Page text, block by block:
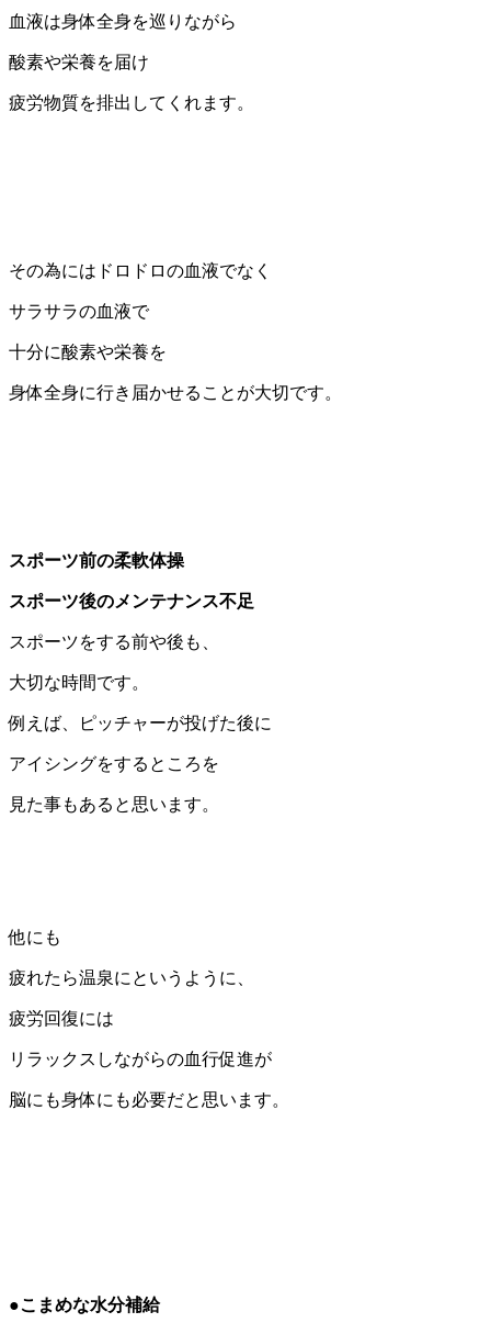
血液は身体全身を巡りながら
酸素や栄養を届け
疲労物質を排出してくれます。
その為にはドロドロの血液でなく
サラサラの血液で
十分に酸素や栄養を
身体全身に行き届かせることが大切です。
スポーツ前の柔軟体操
スポーツ後のメンテナンス不足
スポーツをする前や後も、
大切な時間です。
例えば、ピッチャーが投げた後に
アイシングをするところを
見た事もあると思います。
他にも
疲れたら温泉にというように、
疲労回復には
リラックスしながらの血行促進が
脳にも身体にも必要だと思います。
●こまめな水分補給